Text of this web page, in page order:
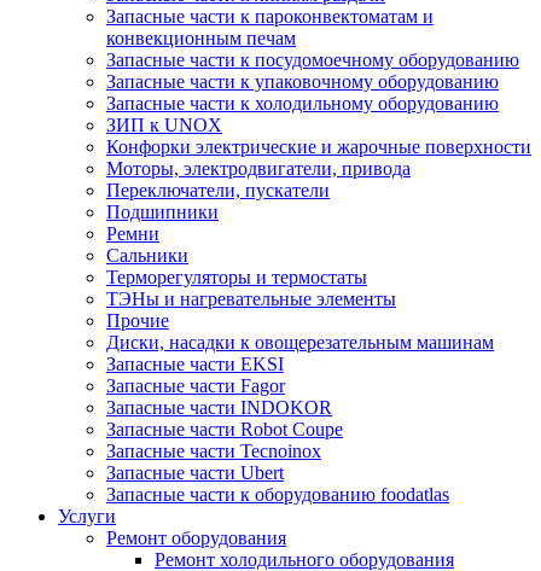
Запасные части к пароконвектоматам и
конвекционным печам
Запасные части к посудомоечному оборудованию
Запасные части к упаковочному оборудованию
Запасные части к холодильному оборудованию
ЗИП к UNOX
Конфорки электрические и жарочные поверхности
Моторы, электродвигатели, привода
Переключатели, пускатели
Подшипники
Ремни
Сальники
Терморегуляторы и термостаты
ТЭНы и нагревательные элементы
Прочие
Диски, насадки к овощерезательным машинам
Запасные части EKSI
Запасные части Fagor
Запасные части INDOKOR
Запасные части Robot Coupe
Запасные части Tecnoinox
Запасные части Ubert
Запасные части к оборудованию foodatlas
Услуги
Ремонт оборудования
Ремонт холодильного оборудования